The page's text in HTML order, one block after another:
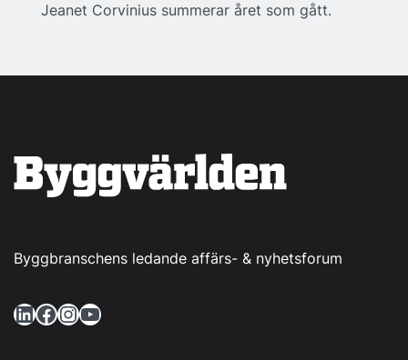
Jeanet Corvinius summerar året som gått.
Byggbranschens ledande affärs- & nyhetsforum
LinkedIn Facebook InstagramYouTube